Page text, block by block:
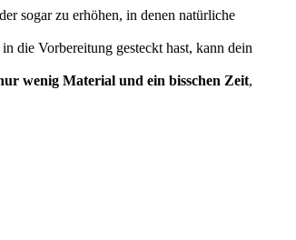
sogar zu erhöhen, in denen natürliche
die Vorbereitung gesteckt hast, kann dein
wenig Material und ein bisschen Zeit,